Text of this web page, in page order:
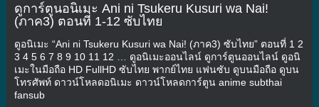
ดูการ์ตูนอนิเมะ Ani ni Tsukeru Kusuri wa Nai!
(ภาค3) ตอนที่ 1-12 ซับไทย
ดูอนิเมะ “Ani ni Tsukeru Kusuri wa Nai! (ภาค3) ซับไทย” ตอนที่ 1 2
3 4 5 6 7 8 9 10 11 12 … ดูอนิเมะออนไลน์ ดูการ์ตูนออนไลน์ ดูอนิ
เมะในมือถือ HD FullHD ซับไทย พากย์ไทย แฟนซับ ดูบนมือถือ ดูบน
โทรศัพท์ ดาวน์โหลดอนิเมะ ดาวน์โหลดการ์ตูน anime subthai
fansub